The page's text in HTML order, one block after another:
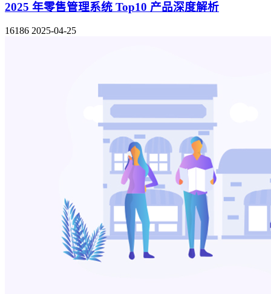
2025 年零售管理系统 Top10 产品深度解析
16186 2025-04-25